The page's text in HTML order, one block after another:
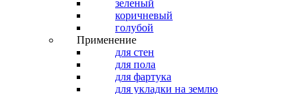
зеленый
коричневый
голубой
Применение
для стен
для пола
для фартука
для укладки на землю